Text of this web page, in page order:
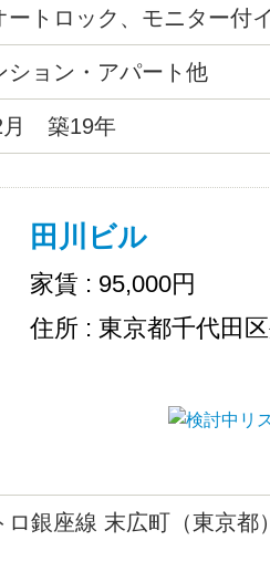
ートロック、モニター付
ストイレ別、暖房便座、
ロア、各居室照明、ピク
システム、クローゼット
ベーター、宅配ロッカー
敷地内ごみ置き場、ネッ
ション・アパート他
月 築19年
田川ビル
家賃 : 95,000円
住所 : 東京都千代田
ロ銀座線 末広町（東京